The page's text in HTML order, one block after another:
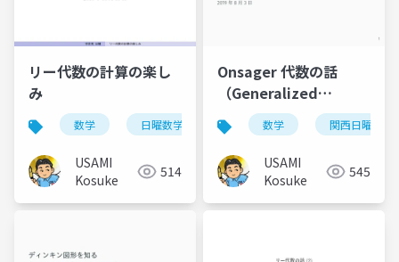
リー代数の計算の楽し
み
数学 日曜数学会
USAMI
Kosuke
514
Onsager 代数の話
（Generalized
Onsager algebras）
数学 関西日曜数学
USAMI
Kosuke
545